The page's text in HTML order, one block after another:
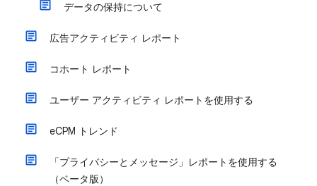
データの保持について
広告アクティビティ レポート
コホート レポート
ユーザー アクティビティ レポートを使用する
eCPM トレンド
「プライバシーとメッセージ」レポートを使用する
（ベータ版）